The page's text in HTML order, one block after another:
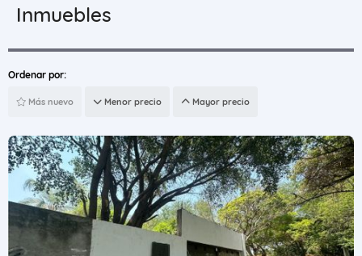
Inmuebles
Ordenar por:
Más nuevo Menor precio Mayor precio